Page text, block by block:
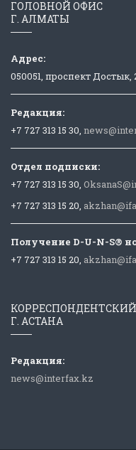
ГОЛОВНОЙ ОФИС
Г. АЛМАТЫ
Адрес:
050051, проспект Достык,
Редакция:
+7 727 313 15 30,
Отдел подписки:
+7 727 313 15 30,
+7 727 313 15 20,
Получение D-U-N-S®
+7 727 313 15 20,
Г. АСТАНА
Редакция:
news@interfax.kz